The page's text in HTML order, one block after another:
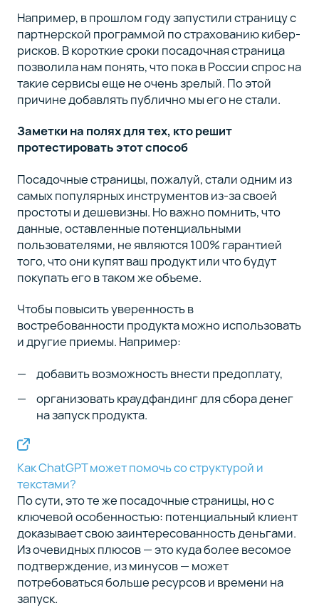
Например, в прошлом году запустили страницу с
партнерской программой по страхованию кибер-
рисков. В короткие сроки посадочная страница
позволила нам понять, что пока в России спрос на
такие сервисы еще не очень зрелый. По этой
причине добавлять публично мы его не стали.
Заметки на полях для тех, кто решит
протестировать этот способ
Посадочные страницы, пожалуй, стали одним из
самых популярных инструментов из-за своей
простоты и дешевизны. Но важно помнить, что
данные, оставленные потенциальными
пользователями, не являются 100% гарантией
того, что они купят ваш продукт или что будут
покупать его в таком же объеме.
Чтобы повысить уверенность в
востребованности продукта можно использовать
и другие приемы. Например:
добавить возможность внести предоплату,
организовать краудфандинг для сбора денег
на запуск продукта.
По сути, это те же посадочные страницы, но с
ключевой особенностью: потенциальный клиент
доказывает свою заинтересованность деньгами.
Из очевидных плюсов — это куда более весомое
подтверждение, из минусов — может
потребоваться больше ресурсов и времени на
запуск.
Как ChatGPT может помочь со структурой и
текстами?